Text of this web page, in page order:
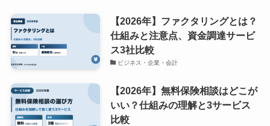
【2026年】ファクタリングとは？
仕組みと注意点、資金調達サービ
ス3社比較
ビジネス・企業・会計
【2026年】無料保険相談はどこが
いい？仕組みの理解と3サービス
比較